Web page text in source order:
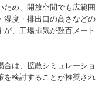
め、開放空間でも広範囲
湿度・排出口の高さなどの
、工場排気が数百メート
は、拡散シミュレーショ
を検討することが推奨され